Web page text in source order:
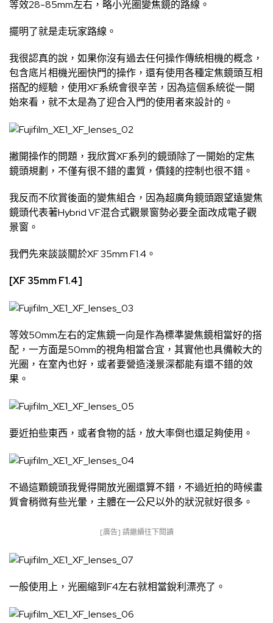
等效28-85mm左右，略小光圈變焦鏡的路線。
擺明了就是走玩家路線。
我很認真的說，如果你沒有過去任何操作傳統相機的概念，
包含底片相機光圈快門的操作，還有使用各種定焦鏡頭互相
搭配的經驗，使用XF系統會很辛苦，因為這個系統從一開
始來看，就不太是為了迎合入門的使用者來設計的。
撇開操作的問題，我欣賞XF系列的鏡頭除了一開始的定焦
鏡頭規劃，不僅有很不錯的畫質，價錢的控制也很不錯。
我反而不欣賞後面的變焦組合，因為超廣角鏡頭跟望遠變焦
鏡頭代表著Hybrid VF混合式觀景窗勢必要全面改成電子觀
景窗。
我們先來談談關於XF 35mm F1.4。
[XF 35mm F1.4]
等效50mm左右的定焦鏡一向是作為標準變焦鏡相當好的搭
配，一方面是50mm的視角相當合宜，其實他也具備較大的
光圈，在室內也好，或者要營造淺景深都能有還不錯的效
果。
要近拍些東西，或者食物的話，放大率倒也還足夠使用。
不過這顆鏡頭我覺得開放光圈還算不錯，不過近拍的時候畫
質會稍微有些光暈，主體在一公尺以外的狀況就好很多。
[廣告] 請繼續往下閱讀
一般使用上，光圈縮到F4左右就相當銳利漂亮了。